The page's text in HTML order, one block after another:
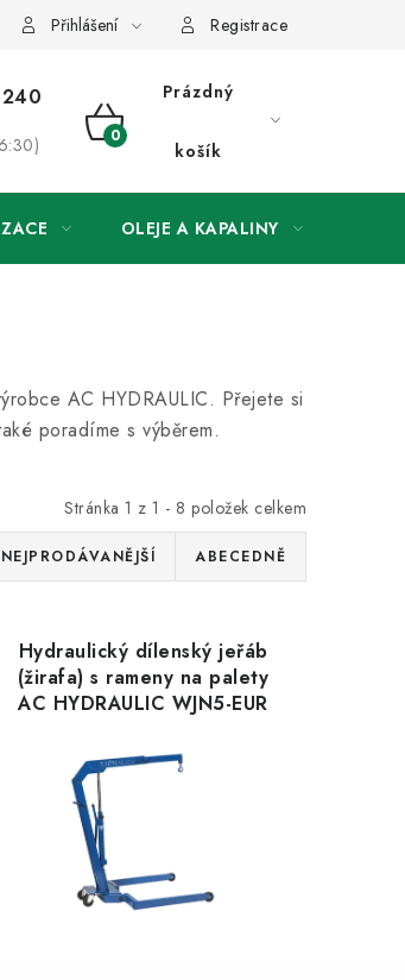
Přihlášení Registrace
NÁKUPNÍ
Prázdný
košík
OLEJE A KAPALINY
AC HYDRAULIC. Přejete si
poradíme s výběrem.
Stránka 1 z 1 - 8 položek celkem
NEJPRODÁVANĚJŠÍ ABECEDNĚ
Hydraulický dílenský jeřáb
(žirafa) s rameny na palety
AC HYDRAULIC WJN5-EUR